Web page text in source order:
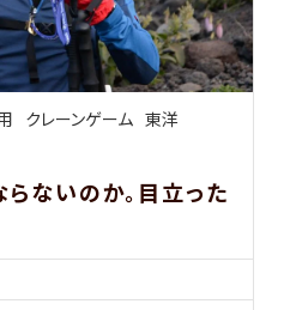
クレーンゲーム 東洋
ないのか。目立った